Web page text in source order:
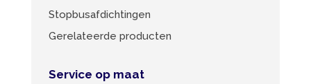
Stopbusafdichtingen
Gerelateerde producten
Service op maat